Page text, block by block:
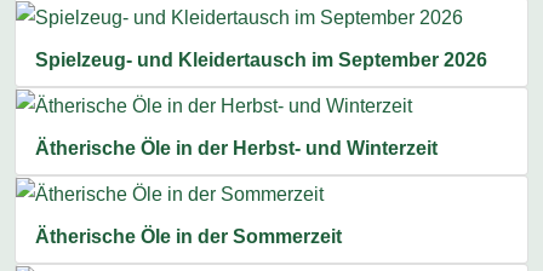
Spielzeug- und Kleidertausch im September 2026
Ätherische Öle in der Herbst- und Winterzeit
Ätherische Öle in der Sommerzeit